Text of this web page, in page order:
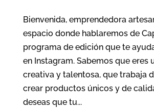
Bienvenida, emprendedora
espacio donde hablaremos de
programa de edición que te
en Instagram. Sabemos que eres
creativa y talentosa, que trabaja
crear productos únicos y de
deseas que tu...